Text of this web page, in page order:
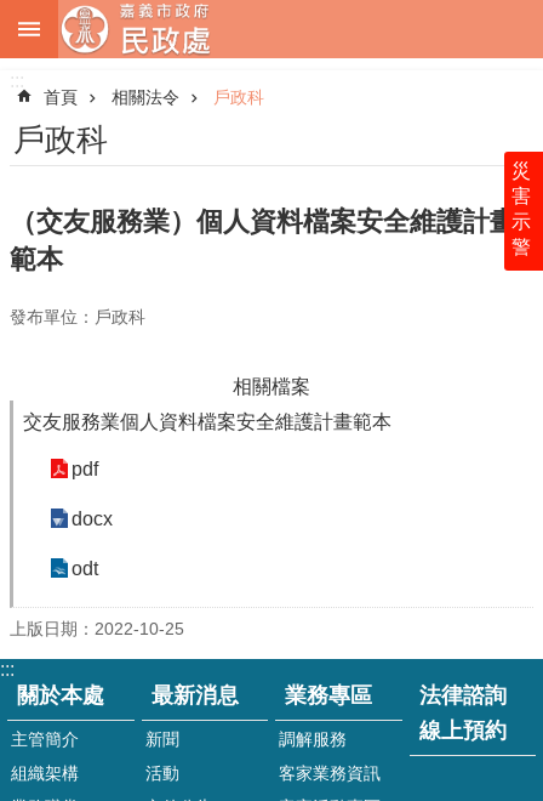
跳到主要內容區塊
階
尋
關
本
處
消
法
詢
線
上
預
災
害
示
警
:::
首頁 相關法令 戶政科
戶政科
（交友服務業）個人資料檔案安全維護計畫
範本
發布單位：戶政科
相關檔案
交友服務業個人資料檔案安全維護計畫範本
pdf
docx
odt
上版日期：2022-10-25
:::
關於本處
主管簡介
組織架構
最新消息
新聞
活動
業務專區
調解服務
客家業務資訊
法律諮詢
線上預約